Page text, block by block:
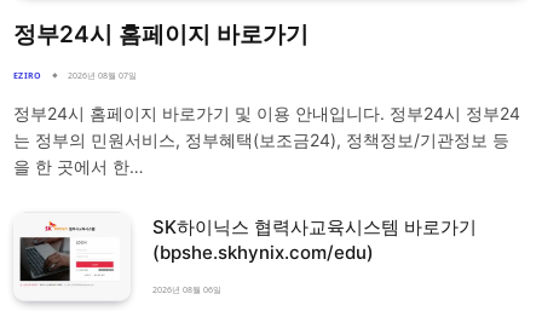
정부24시 홈페이지 바로가기
EZIRO 2026년 08월 07일
정부24시 홈페이지 바로가기 및 이용 안내입니다. 정부24시 정부24
는 정부의 민원서비스, 정부혜택(보조금24), 정책정보/기관정보 등
을 한 곳에서 한…
SK하이닉스 협력사교육시스템 바로가기
(bpshe.skhynix.com/edu)
2026년 08월 06일